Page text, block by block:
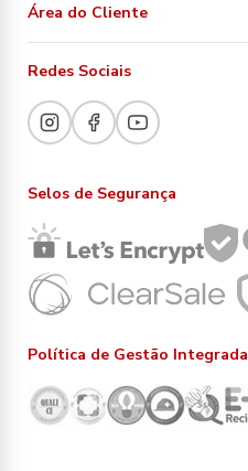
Área do Cliente
Redes Sociais
Selos de Segurança
Política de Gestão Integrada